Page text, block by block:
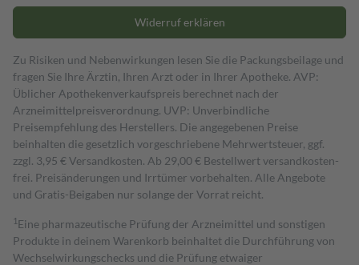
Widerruf erklären
Zu Risiken und Nebenwirkungen lesen Sie die Packungsbeilage und
fragen Sie Ihre Ärztin, Ihren Arzt oder in Ihrer Apotheke. AVP:
Üblicher Apothekenverkaufspreis berechnet nach der
Arzneimittelpreisverordnung. UVP: Unverbindliche
Preisempfehlung des Herstellers. Die angegebenen Preise
beinhalten die gesetzlich vorgeschriebene Mehrwertsteuer, ggf.
zzgl. 3,95 € Versandkosten. Ab 29,00 € Bestell­wert versand­kosten­
frei. Preisänderungen und Irrtümer vorbehalten. Alle Angebote
und Gratis-Beigaben nur solange der Vorrat reicht.
1 Eine pharmazeutische Prüfung der Arzneimittel und sonstigen
Produkte in deinem Warenkorb beinhaltet die Durchführung von
Wechselwirkungschecks und die Prüfung etwaiger